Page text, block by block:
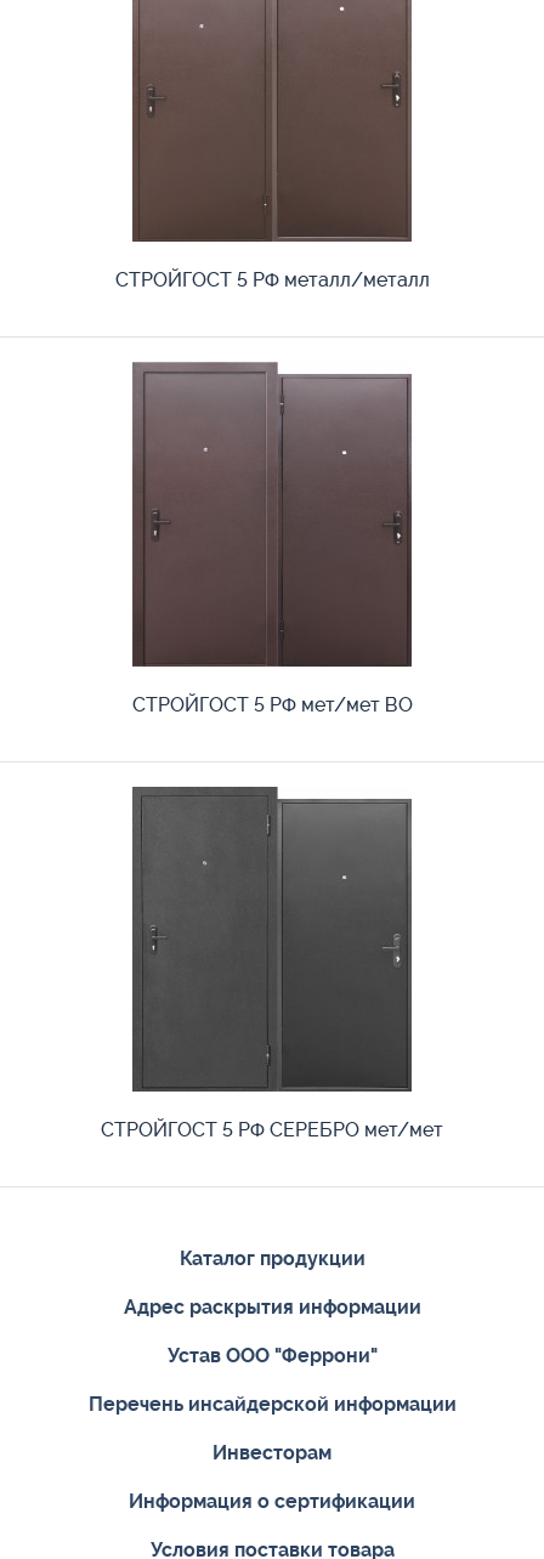
СТРОЙГОСТ 5 РФ металл/металл
СТРОЙГОСТ 5 РФ мет/мет ВО
СТРОЙГОСТ 5 РФ СЕРЕБРО мет/мет
Каталог продукции
Адрес раскрытия информации
Устав ООО "Феррони"
Перечень инсайдерской информации
Инвесторам
Информация о сертификации
Условия поставки товара